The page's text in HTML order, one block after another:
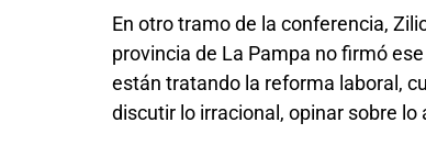
En otro tramo de la conferencia,
provincia de La Pampa no firmó
están tratando la reforma laboral,
discutir lo irracional, opinar sobre